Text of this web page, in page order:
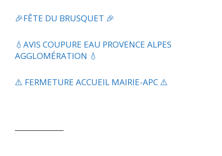
🎉FÊTE DU BRUSQUET 🎉
💧​AVIS COUPURE EAU PROVENCE ALPES
AGGLOMÉRATION 💧
⚠️ FERMETURE ACCUEIL MAIRIE-APC ⚠️